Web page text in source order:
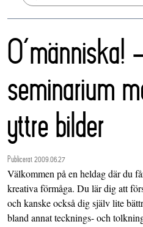
O’människa!
seminarium
yttre bilder
Publicerat 2009.06.27
Välkommen på en heldag där du
kreativa förmåga. Du lär dig att
och kanske också dig själv lite
bland annat tecknings- och